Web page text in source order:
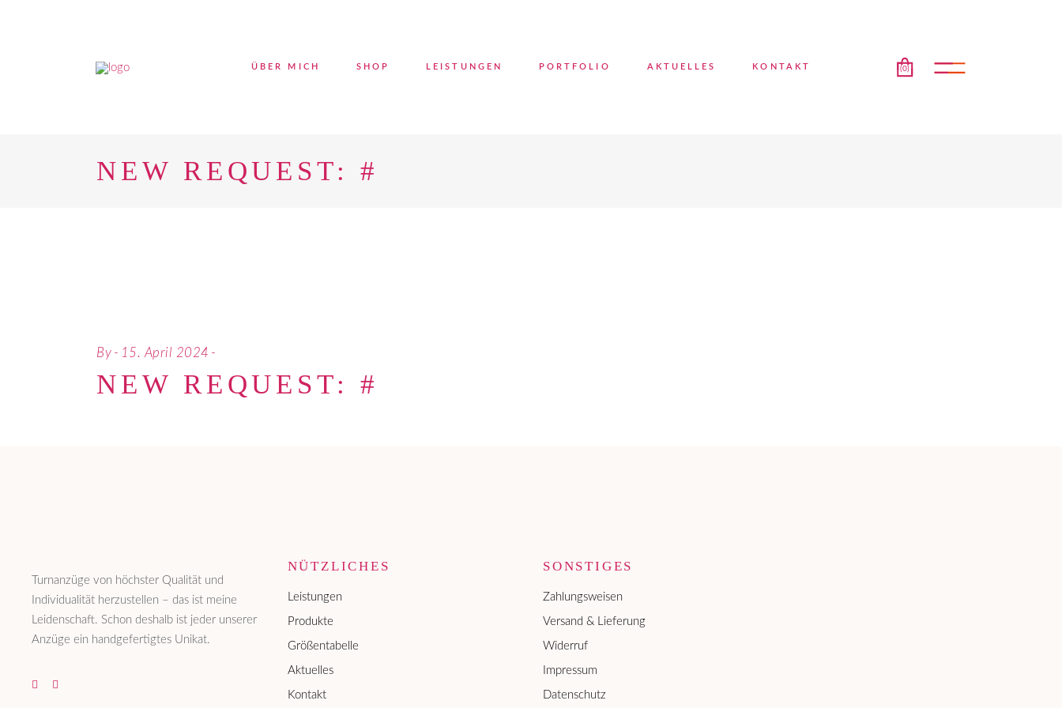
ÜBER MICH SHOP LEISTUNGEN PORTFOLIO AKTUELLES KONTAKT (0)
NEW REQUEST: #
By 15. April 2024
NEW REQUEST: #
Turnanzüge von höchster Qualität und
Individualität herzustellen – das ist meine
Leidenschaft. Schon deshalb ist jeder unserer
Anzüge ein handgefertigtes Unikat.
NÜTZLICHES
Leistungen
Produkte
Größentabelle
Aktuelles
Kontakt
SONSTIGES
Zahlungsweisen
Versand & Lieferung
Widerruf
Impressum
Datenschutz